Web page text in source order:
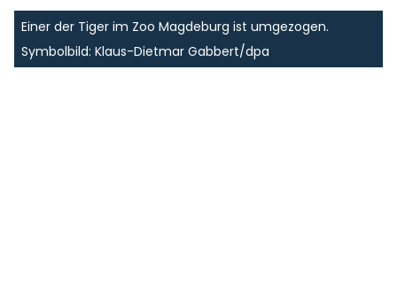
Einer der Tiger im Zoo Magdeburg ist umgezogen.
Symbolbild: Klaus-Dietmar Gabbert/dpa